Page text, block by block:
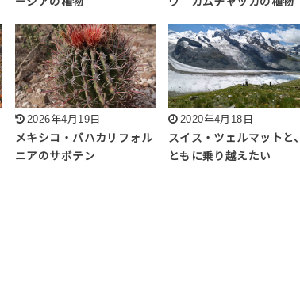
2026年4月19日
メキシコ・バハカリフォル
ニアのサボテン
2020年4月18日
スイス・ツェルマットと、
ともに乗り越えたい